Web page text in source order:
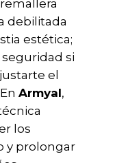
debilitada
estética;
si
el
Armyal,
los
y prolongar